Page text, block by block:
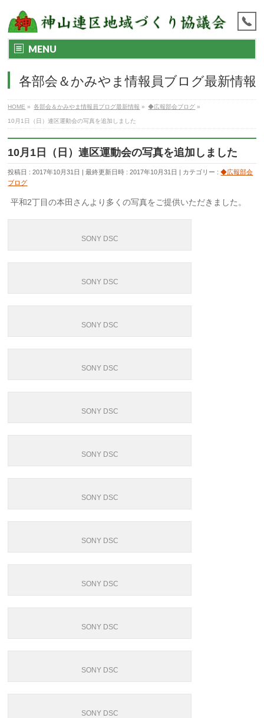
MENU
各部会＆かみやま情報員ブログ最新情報
HOME » 各部会＆かみやま情報員ブログ最新情報 » ◆広報部会ブログ »
10月1日（日）連区運動会の写真を追加しました
10月1日（日）連区運動会の写真を追加しました
投稿日 : 2017年10月31日 最終更新日時 : 2017年10月31日 カテゴリー :◆広報部会
ブログ
平和2丁目の本田さんより多くの写真をご提供いただきました。
SONY DSC
SONY DSC
SONY DSC
SONY DSC
SONY DSC
SONY DSC
SONY DSC
SONY DSC
SONY DSC
SONY DSC
SONY DSC
SONY DSC